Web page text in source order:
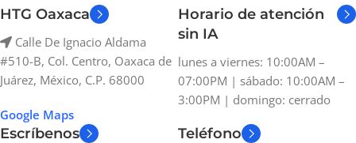
HTG Oaxaca
Calle De Ignacio Aldama
#510-B, Col. Centro, Oaxaca de
Juárez, México, C.P. 68000
Google Maps
Horario de atención
sin IA
lunes a viernes: 10:00AM –
07:00PM | sábado: 10:00AM –
3:00PM | domingo: cerrado
Escríbenos Teléfono